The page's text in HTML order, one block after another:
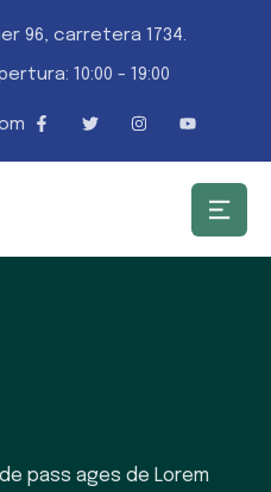
96, carretera 1734.
10:00 - 19:00
pass ages de Lorem